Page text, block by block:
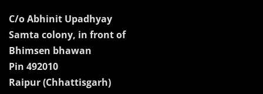
C/o Abhinit Upadhyay
Samta colony, in front of
Bhimsen bhawan
Pin 492010
Raipur (Chhattisgarh)